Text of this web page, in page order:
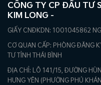
CÔNG TY CP ĐẦU TƯ
KIM LONG -
GIẤY CNĐKDN: 1001045862
CƠ QUAN CẤP: PHÒNG ĐĂNG
TƯ TỈNH THÁI BÌNH
ĐỊA CHỈ: LÔ 141/15, ĐƯỜNG
HƯNG YÊN (PHƯỜNG PHÚ